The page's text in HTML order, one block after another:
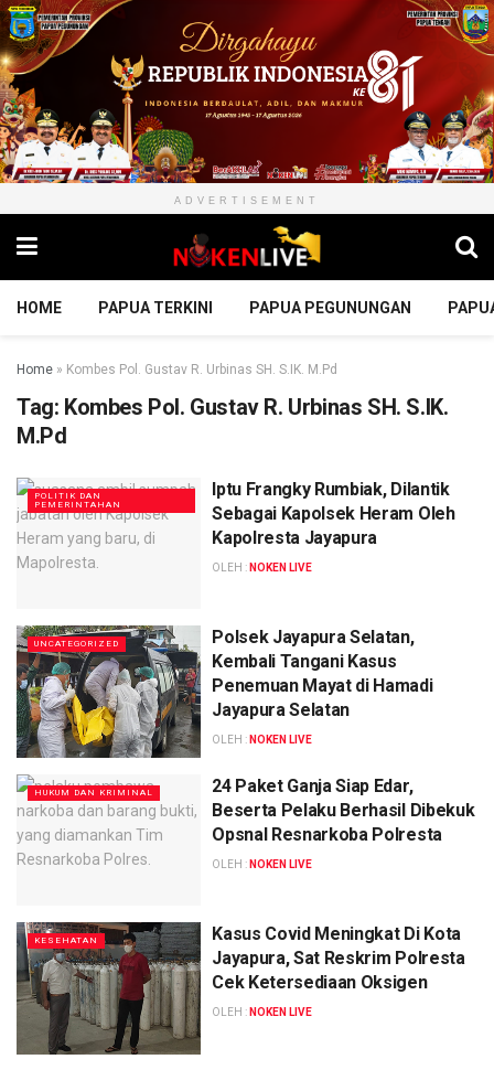
ADVERTISEMENT
HOME PAPUA TERKINI PAPUA PEGUNUNGAN
Home » Kombes Pol. Gustav R. Urbinas SH. S.IK. M.Pd
Tag: Kombes Pol. Gustav R. Urbinas SH. S.IK.
M.Pd
POLITIK DAN
PEMERINTAHAN
Iptu Frangky Rumbiak, Dilantik
Sebagai Kapolsek Heram Oleh
Kapolresta Jayapura
OLEH : NOKEN LIVE
UNCATEGORIZED
Polsek Jayapura Selatan,
Kembali Tangani Kasus
Penemuan Mayat di Hamadi
Jayapura Selatan
OLEH : NOKEN LIVE
HUKUM DAN KRIMINAL
24 Paket Ganja Siap Edar,
Beserta Pelaku Berhasil Dibekuk
Opsnal Resnarkoba Polresta
OLEH : NOKEN LIVE
KESEHATAN
Kasus Covid Meningkat Di Kota
Jayapura, Sat Reskrim Polresta
Cek Ketersediaan Oksigen
OLEH : NOKEN LIVE